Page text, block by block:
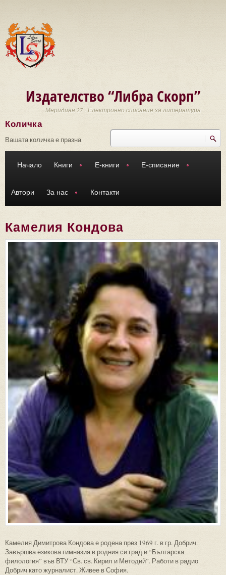
Издателство “Либра Скорп”
Меридиан 27 - Електронно списание за литература
Търси
Количка
Вашата количка е празна
Начало Книги Е-книги Е-списание
Автори За нас Контакти
Камелия Кондова
Камелия Димитрова Кондова е родена през 1969 г. в гр. Добрич.
Завършва езикова гимназия в родния си град и “Българска
филология” във ВТУ “Св. св. Кирил и Методий”. Работи в радио
Добрич като журналист. Живее в София.